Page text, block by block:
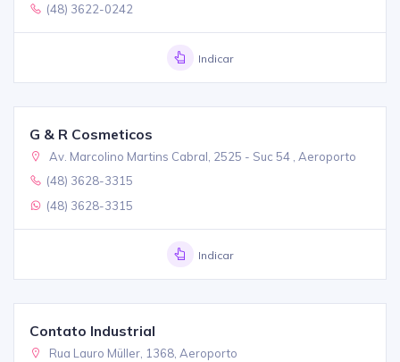
(48) 3622-0242
Indicar
G & R Cosmeticos
Av. Marcolino Martins Cabral, 2525 - Suc 54 , Aeroporto
(48) 3628-3315
(48) 3628-3315
Indicar
Contato Industrial
Rua Lauro Müller, 1368, Aeroporto